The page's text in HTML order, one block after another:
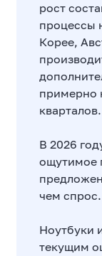
рост
процессы
Корее,
примерно
кварталов.
В 2026
ощутимое
чем спрос.
Ноутбуки
текущим